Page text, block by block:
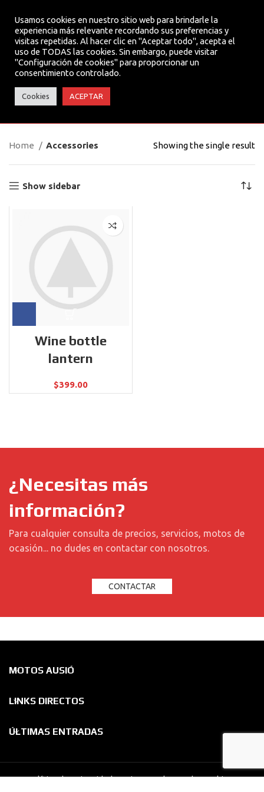
MENU
Accessories
Categories
Home Accessories Showing the single result
Show sidebar
Wine bottle
lantern
$399.00
¿Necesitas más
información?
Para cualquier consulta de precios, servicios, motos de
ocasión... no dudes en contactar con nosotros.
CONTACTAR
MOTOS AUSIÓ
LINKS DIRECTOS
ÚLTIMAS ENTRADAS
Política de Privacidad-Aviso Legal-Ley de Cookies-
Usamos cookies en nuestro sitio web para brindarle la
experiencia más relevante recordando sus preferencias y
visitas repetidas. Al hacer clic en "Aceptar todo", acepta el
uso de TODAS las cookies. Sin embargo, puede visitar
"Configuración de cookies" para proporcionar un
consentimiento controlado.
Cookies ACEPTAR